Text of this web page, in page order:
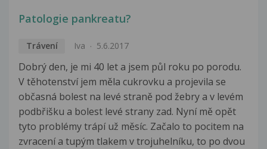
Patologie pankreatu?
Trávení Iva 5.6.2017
Dobrý den, je mi 40 let a jsem půl roku po porodu.
V těhotenství jem měla cukrovku a projevila se
občasná bolest na levé straně pod žebry a v levém
podbřišku a bolest levé strany zad. Nyní mě opět
tyto problémy trápí už měsíc. Začalo to pocitem na
zvracení a tupým tlakem v trojuhelníku, to po dvou